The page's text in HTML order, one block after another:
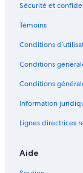
Sécurité et
Témoins
Conditions
Conditions
Conditions
Information
Lignes directrices
Aide